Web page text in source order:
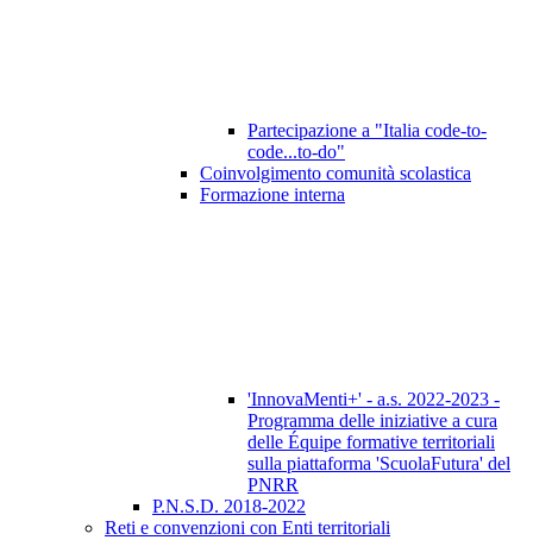
Partecipazione a "Italia code-to-
code...to-do"
Coinvolgimento comunità scolastica
Formazione interna
'InnovaMenti+' - a.s. 2022-2023 -
Programma delle iniziative a cura
delle Équipe formative territoriali
sulla piattaforma 'ScuolaFutura' del
PNRR
P.N.S.D. 2018-2022
Reti e convenzioni con Enti territoriali